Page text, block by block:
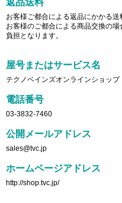
返品送料
お客様ご都合による返品にかかる送
お客様のご都合による商品交換の
負担となります。
屋号またはサービス名
テクノベインズオンラインショップ
電話番号
03-3832-7460
公開メールアドレス
sales@tvc.jp
ホームページアドレス
http://shop.tvc.jp/